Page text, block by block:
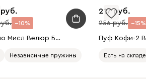
10
Кресло Мисл Велюр Бежевый
Независимые пружины
217
256 15
Есть на складе